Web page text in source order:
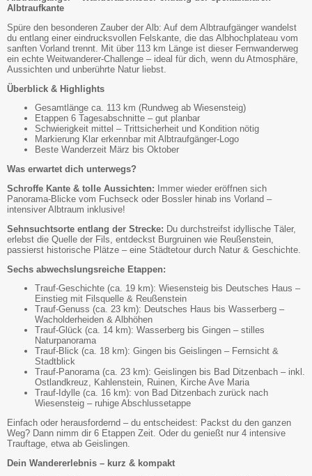
Albtraufkante
Spüre den besonderen Zauber der Alb: Auf dem Albtraufgänger wandelst
du entlang einer eindrucksvollen Felskante, die das Albhochplateau vom
sanften Vorland trennt. Mit über 113 km Länge ist dieser Fernwanderweg
ein echte Weitwanderer-Challenge – ideal für dich, wenn du Atmosphäre,
Aussichten und unberührte Natur liebst.
Überblick & Highlights
Gesamtlänge ca. 113 km (Rundweg ab Wiesensteig)
Etappen 6 Tagesabschnitte – gut planbar
Schwierigkeit mittel – Trittsicherheit und Kondition nötig
Markierung Klar erkennbar mit Albtraufgänger-Logo
Beste Wanderzeit März bis Oktober
Was erwartet dich unterwegs?
Schroffe Kante & tolle Aussichten: Immer wieder eröffnen sich
Panorama-Blicke vom Fuchseck oder Bossler hinab ins Vorland –
intensiver Albtraum inklusive!
Sehnsuchtsorte entlang der Strecke: Du durchstreifst idyllische Täler,
erlebst die Quelle der Fils, entdeckst Burgruinen wie Reußenstein,
passierst historische Plätze – eine Städtetour durch Natur & Geschichte.
Sechs abwechslungsreiche Etappen:
Trauf-Geschichte (ca. 19 km): Wiesensteig bis Deutsches Haus –
Einstieg mit Filsquelle & Reußenstein
Trauf-Genuss (ca. 23 km): Deutsches Haus bis Wasserberg –
Wacholderheiden & Albhöhen
Trauf-Glück (ca. 14 km): Wasserberg bis Gingen – stilles
Naturpanorama
Trauf-Blick (ca. 18 km): Gingen bis Geislingen – Fernsicht &
Stadtblick
Trauf-Panorama (ca. 23 km): Geislingen bis Bad Ditzenbach – inkl.
Ostlandkreuz, Kahlenstein, Ruinen, Kirche Ave Maria
Trauf-Idylle (ca. 16 km): von Bad Ditzenbach zurück nach
Wiesensteig – ruhige Abschlussetappe
Einfach oder herausfordernd – du entscheidest: Packst du den ganzen
Weg? Dann nimm dir 6 Etappen Zeit. Oder du genießt nur 4 intensive
Trauftage, etwa ab Geislingen.
Dein Wandererlebnis – kurz & kompakt